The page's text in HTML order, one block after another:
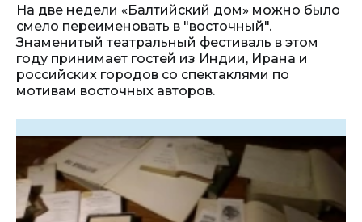
На две недели «Балтийский дом» можно было
смело переименовать в "восточный".
Знаменитый театральный фестиваль в этом
году принимает гостей из Индии, Ирана и
российских городов со спектаклями по
мотивам восточных авторов.